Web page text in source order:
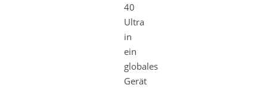
40
Ultra
in
ein
globales
Gerät